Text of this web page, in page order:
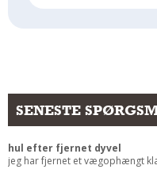
SENESTE
hul efter fjernet dyvel
jeg har fjernet et vægophængt